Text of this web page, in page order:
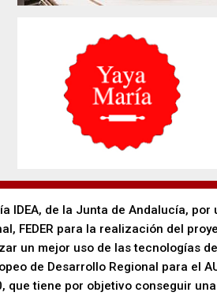
de la Junta de Andalucía,
FEDER para la realización del
un mejor uso de las tecnologías
de Desarrollo Regional para el
tiene por objetivo conseguir